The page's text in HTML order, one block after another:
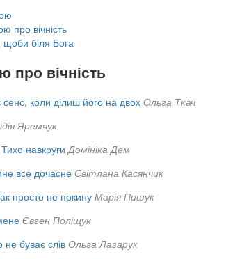
про вічність
щоби біля Бога
про вічність
сенс, коли ділиш його на двох Ольга Ткач
Яремчук
навкруги Домініка Дем
все дочасне Світлана Касянчик
просто не покину Марія Пишук
Євген Поліщук
буває слів Ольга Лазарук